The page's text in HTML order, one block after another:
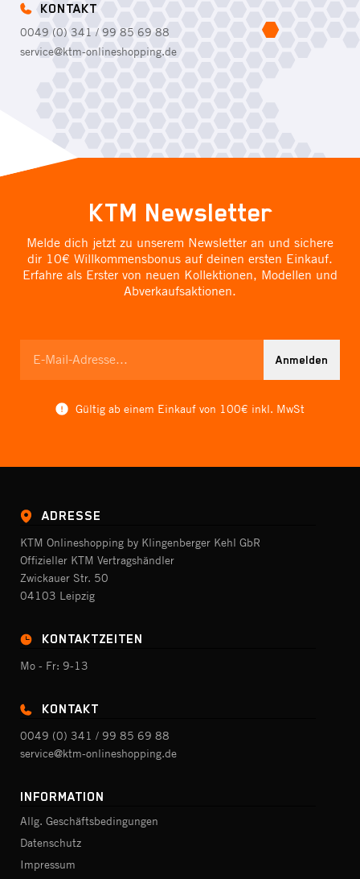
KONTAKT
0049 (0) 341 / 99 85 69 88
service@ktm-onlineshopping.de
KTM Newsletter
Melde dich jetzt zu unserem Newsletter an und sichere
dir 10€ Willkommensbonus auf deinen ersten Einkauf.
Erfahre als Erster von neuen Kollektionen, Modellen und
Abverkaufsaktionen.
Anmelden
Gültig ab einem Einkauf von 100€ inkl. MwSt
ADRESSE
KTM Onlineshopping by Klingenberger Kehl GbR
Offizieller KTM Vertragshändler
Zwickauer Str. 50
04103 Leipzig
KONTAKTZEITEN
Mo - Fr: 9-13
KONTAKT
0049 (0) 341 / 99 85 69 88
service@ktm-onlineshopping.de
INFORMATION
Allg. Geschäftsbedingungen
Datenschutz
Impressum